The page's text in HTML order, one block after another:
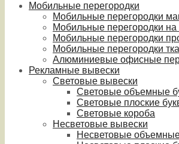
Мобильные перегородки
Мобильные перегородки
Мобильные перегородки на
Мобильные перегородки
Мобильные перегородки
Алюминиевые офисные
Рекламные вывески
Световые вывески
Световые объемные
Световые плоские
Световые короба
Несветовые вывески
Несветовые